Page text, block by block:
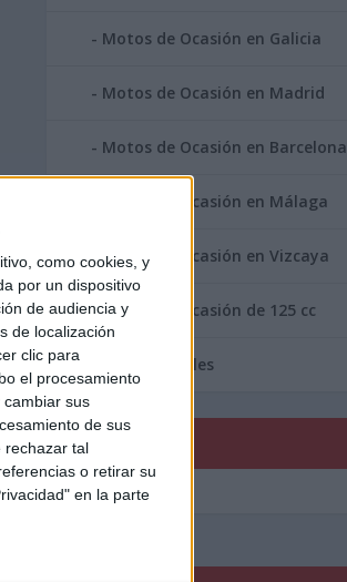
como cookies, y
por un dispositivo
de audiencia y
de localización
clic para
el procesamiento
sus
de sus
rechazar tal
o retirar su
en la parte
Motos de Ocasión en Galicia
Motos de Ocasión en Madrid
Motos de Ocasión en Barcelona
Motos de Ocasión en Málaga
Motos de Ocasión en Vizcaya
Motos de Ocasión de 125 cc
Area Profesionales
PUBLICIDAD